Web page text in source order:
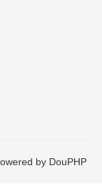
by DouPHP